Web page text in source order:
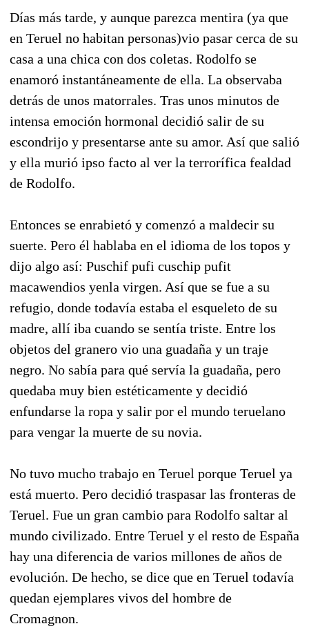
Días más tarde, y aunque parezca mentira (ya que
en Teruel no habitan personas)vio pasar cerca de su
casa a una chica con dos coletas. Rodolfo se
enamoró instantáneamente de ella. La observaba
detrás de unos matorrales. Tras unos minutos de
intensa emoción hormonal decidió salir de su
escondrijo y presentarse ante su amor. Así que salió
y ella murió ipso facto al ver la terrorífica fealdad
de Rodolfo.
Entonces se enrabietó y comenzó a maldecir su
suerte. Pero él hablaba en el idioma de los topos y
dijo algo así: Puschif pufi cuschip pufit
macawendios yenla virgen. Así que se fue a su
refugio, donde todavía estaba el esqueleto de su
madre, allí iba cuando se sentía triste. Entre los
objetos del granero vio una guadaña y un traje
negro. No sabía para qué servía la guadaña, pero
quedaba muy bien estéticamente y decidió
enfundarse la ropa y salir por el mundo teruelano
para vengar la muerte de su novia.
No tuvo mucho trabajo en Teruel porque Teruel ya
está muerto. Pero decidió traspasar las fronteras de
Teruel. Fue un gran cambio para Rodolfo saltar al
mundo civilizado. Entre Teruel y el resto de España
hay una diferencia de varios millones de años de
evolución. De hecho, se dice que en Teruel todavía
quedan ejemplares vivos del hombre de
Cromagnon.